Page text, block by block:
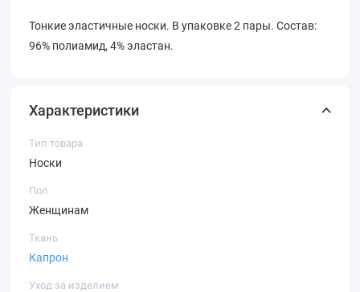
Тонкие эластичные носки. В упаковке 2 пары. Состав:
96% полиамид, 4% эластан.
Характеристики
Тип товара
Носки
Пол
Женщинам
Ткань
Капрон
Уход за изделием